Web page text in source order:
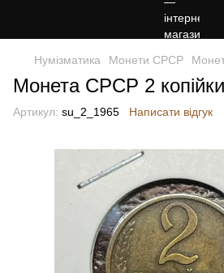
Нумізматика Монети СРСР
Монета СРСР 2
Артикул: su_2_1965 Написати відгук